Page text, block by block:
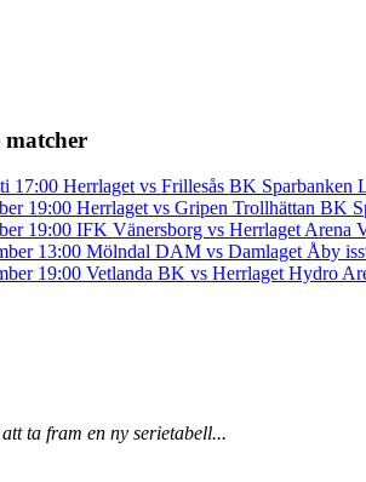
17:00 Herrlaget vs Frillesås BK Sparbanken
19:00 Herrlaget vs Gripen Trollhättan BK
19:00 IFK Vänersborg vs Herrlaget Arena
13:00 Mölndal DAM vs Damlaget Åby
19:00 Vetlanda BK vs Herrlaget Hydro
ta fram en ny serietabell...